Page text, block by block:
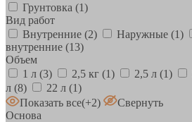
Грунтовка (1)
Вид работ
Внутренние (2) Наружные (1)
внутренние (13)
Объем
1 л (3) 2,5 кг (1) 2,5 л (1)
л (8) 22 л (1)
Показать все(+2)
Свернуть
Основа